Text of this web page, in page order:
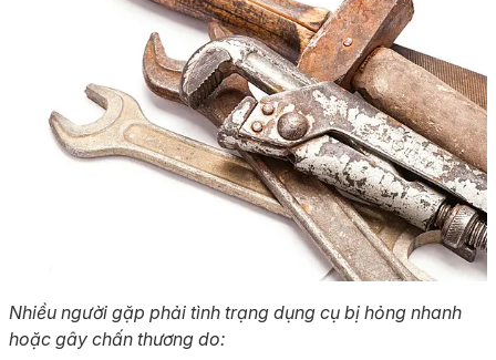
Nhiều người gặp phải tình trạng dụng cụ bị hỏng nhanh
hoặc gây chấn thương do: